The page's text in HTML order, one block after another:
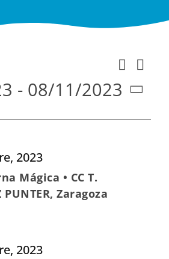
de
Buscar
de
de
Lista
- 08/11/2023
2023
Mágica • CC T.
PUNTER, Zaragoza
2023